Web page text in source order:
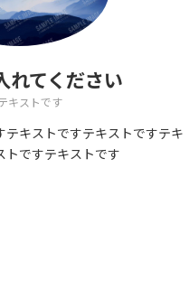
れてください
キストです
テキストですテキストですテキ
トですテキストです